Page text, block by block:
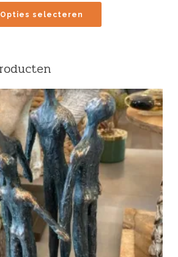
tot
€69.00
Opties selecteren